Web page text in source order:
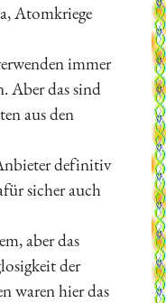
Atomkriege
immer
Aber das sind
aus den
definitiv
sicher auch
aber das
der
waren hier das